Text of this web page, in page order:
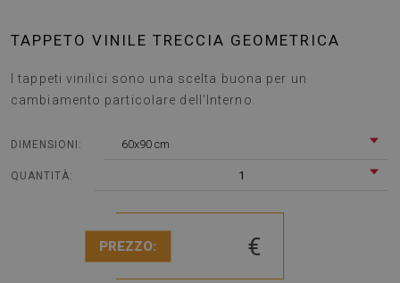
TAPPETO VINILE TRECCIA GEOMETRICA
I tappeti vinilici sono una scelta buona per un
cambiamento particolare dell'Interno.
DIMENSIONI: 60x90 cm
QUANTITÀ: 1
PREZZO: €